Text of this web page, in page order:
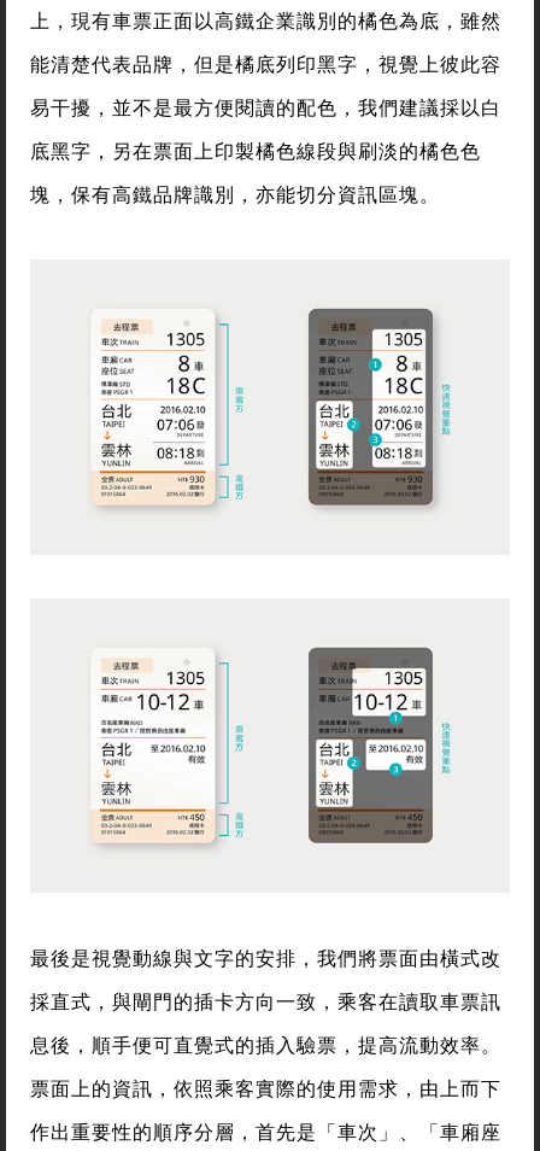
上，現有車票正面以高鐵企業識別的橘色為底，雖然
能清楚代表品牌，但是橘底列印黑字，視覺上彼此容
易干擾，並不是最方便閱讀的配色，我們建議採以白
底黑字，另在票面上印製橘色線段與刷淡的橘色色
塊，保有高鐵品牌識別，亦能切分資訊區塊。
最後是視覺動線與文字的安排，我們將票面由橫式改
採直式，與閘門的插卡方向一致，乘客在讀取車票訊
息後，順手便可直覺式的插入驗票，提高流動效率。
票面上的資訊，依照乘客實際的使用需求，由上而下
作出重要性的順序分層，首先是「車次」、「車廂座